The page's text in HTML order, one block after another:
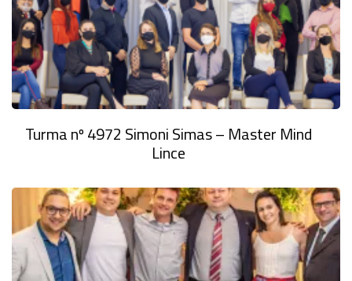
Turma nº 4972 Simoni Simas – Master Mind
Lince